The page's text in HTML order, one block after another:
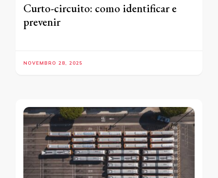
Curto-circuito: como identificar e
prevenir
NOVEMBRO 28, 2025